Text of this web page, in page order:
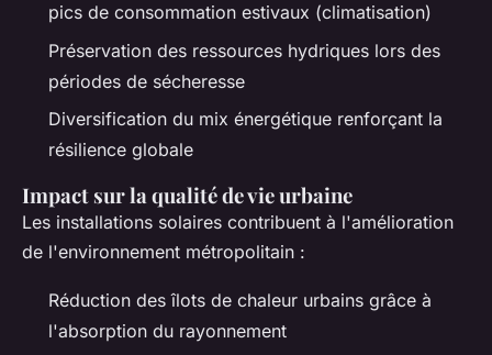
pics de consommation estivaux (climatisation)
Préservation des ressources hydriques lors des
périodes de sécheresse
Diversification du mix énergétique renforçant la
résilience globale
Impact sur la qualité de vie urbaine
Les installations solaires contribuent à l'amélioration
de l'environnement métropolitain :
Réduction des îlots de chaleur urbains grâce à
l'absorption du rayonnement